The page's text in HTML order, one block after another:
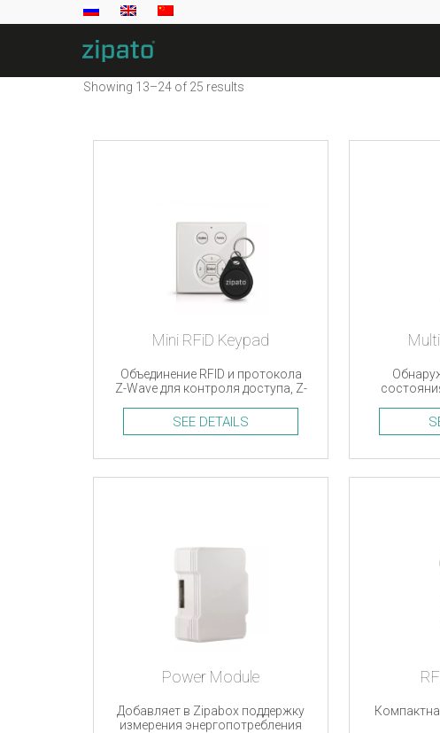
Showing 13–24 of 25 results
Mini RFiD Keypad
Объединение RFID и протокола
Z-Wave для контроля доступа, Z-
SEE DETAILS
Power Module
Добавляет в Zipabox поддержку
измерения энергопотребления